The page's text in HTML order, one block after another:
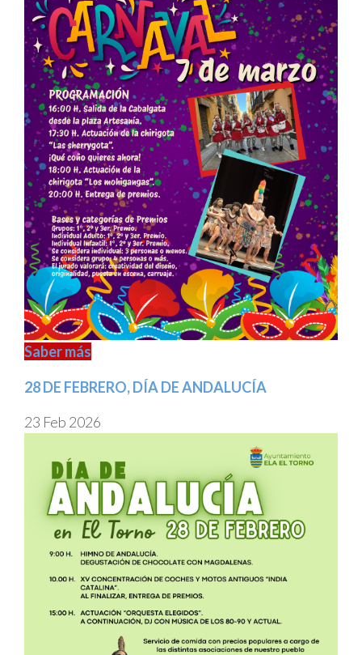
Saber más
28 DE FEBRERO, DÍA DE ANDALUCÍA
23 Feb 2026